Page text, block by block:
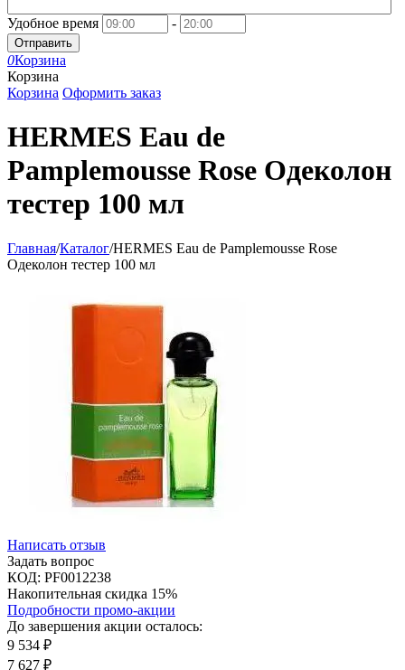
Удобное время -
Отправить
0Корзина
Корзина
Корзина Оформить заказ
HERMES Eau de
Pamplemousse Rose Одеколон
тестер 100 мл
Главная/Каталог/HERMES Eau de Pamplemousse Rose
Одеколон тестер 100 мл
Написать отзыв
Задать вопрос
КОД: PF0012238
Накопительная скидка 15%
Подробности промо-акции
До завершения акции осталось:
9 534 ₽
7 627 ₽